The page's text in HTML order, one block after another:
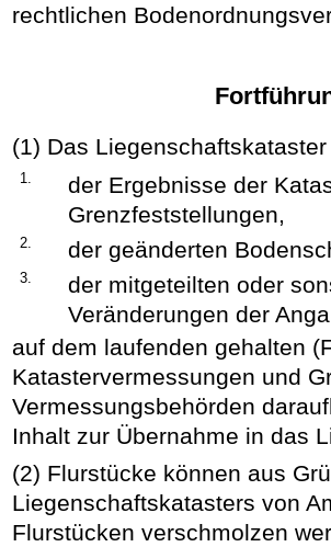
rechtlichen
(1) Das
1.
der Ergebnisse der
Grenzfeststellungen,
2. der geänderten
3.
der mitgeteilten oder
Veränderungen der
auf dem laufenden gehalten
Katastervermessungen und
Vermessungsbehörden
Inhalt zur Übernahme in das
(2) Flurstücke können aus
Liegenschaftskatasters von
Flurstücken verschmolzen